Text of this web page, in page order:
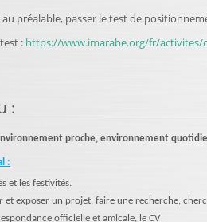
au préalable, passer le test de
: https://www.imarabe.org/fr/
:
proche, environnement
:
et les festivités.
et exposer un projet, faire une recherche,
officielle et amicale, le CV